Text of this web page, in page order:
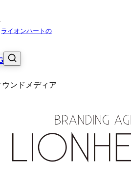
ライオンハートの
ンドメディア